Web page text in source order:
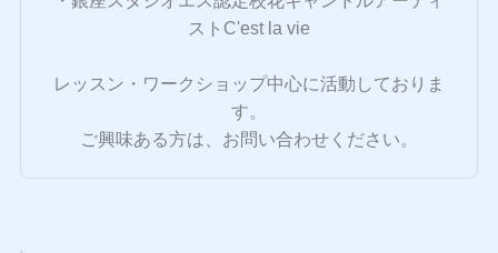
ストC'est la vie
レッスン・ワークショップ中心に活動しておりま
す。
ご興味ある方は、お問い合わせください。